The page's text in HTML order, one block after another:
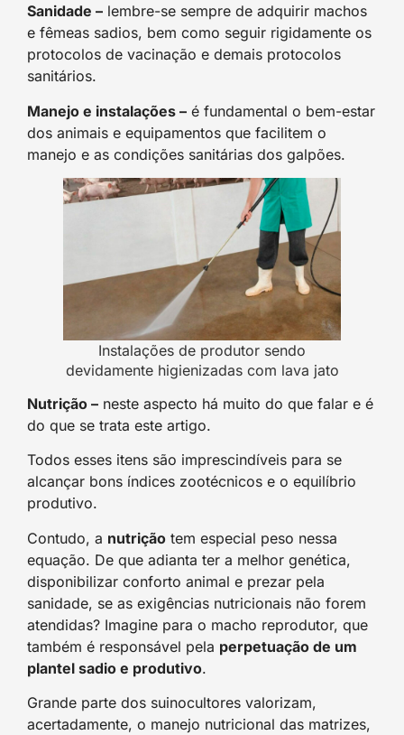
Sanidade – lembre-se sempre de adquirir machos
e fêmeas sadios, bem como seguir rigidamente os
protocolos de vacinação e demais protocolos
sanitários.
Manejo e instalações – é fundamental o bem-estar
dos animais e equipamentos que facilitem o
manejo e as condições sanitárias dos galpões.
Instalações de produtor sendo
devidamente higienizadas com lava jato
Nutrição – neste aspecto há muito do que falar e é
do que se trata este artigo.
Todos esses itens são imprescindíveis para se
alcançar bons índices zootécnicos e o equilíbrio
produtivo.
Contudo, a nutrição tem especial peso nessa
equação. De que adianta ter a melhor genética,
disponibilizar conforto animal e prezar pela
sanidade, se as exigências nutricionais não forem
atendidas? Imagine para o macho reprodutor, que
também é responsável pela perpetuação de um
plantel sadio e produtivo.
Grande parte dos suinocultores valorizam,
acertadamente, o manejo nutricional das matrizes,